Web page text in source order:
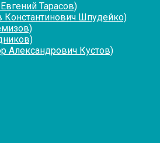
Тарасов)
Константинович Шпудейко)
Александрович Кустов)